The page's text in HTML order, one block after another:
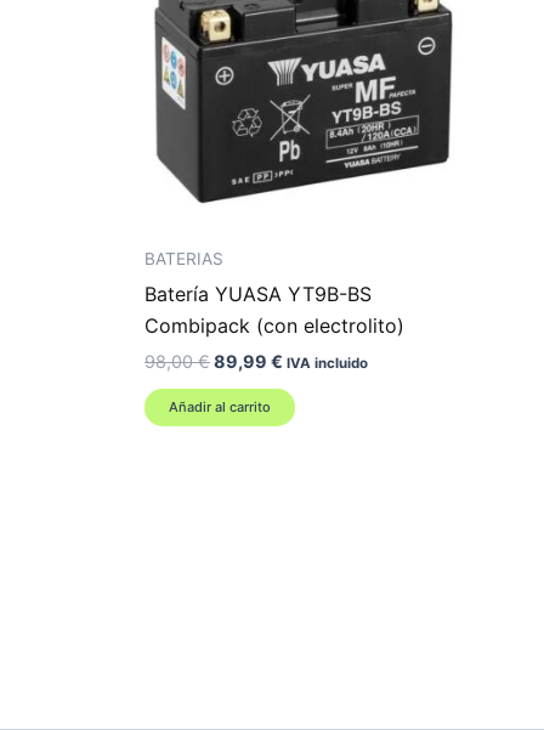
BATERIAS
Batería YUASA YT9B-BS
Combipack (con electrolito)
98,00€El
original
era:
89,99 € El
actual
es:
IVA incluido
Añadir al carrito